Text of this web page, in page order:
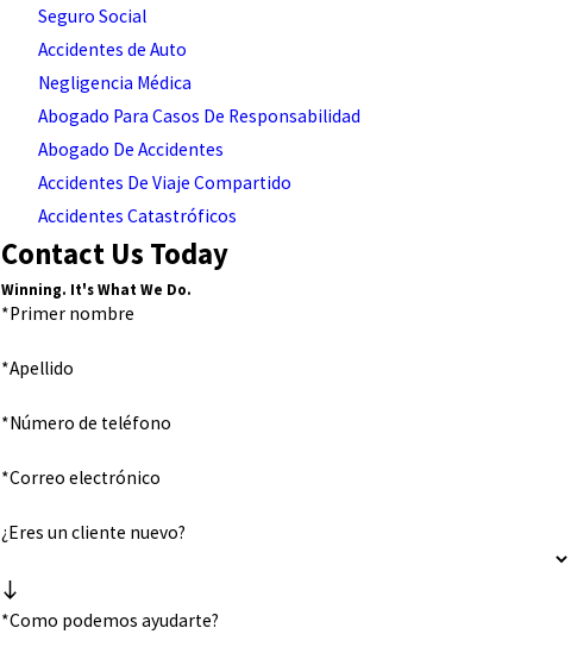
Seguro Social
Accidentes de Auto
Negligencia Médica
Abogado Para Casos De Responsabilidad
Abogado De Accidentes
Accidentes De Viaje Compartido
Accidentes Catastróficos
Contact Us Today
Winning. It's What We Do.
*Primer nombre
*Apellido
*Número de teléfono
*Correo electrónico
¿Eres un cliente nuevo?
*Como podemos ayudarte?